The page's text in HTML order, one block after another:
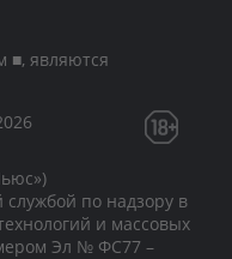
■, являются
по надзору в
и массовых
Эл № ФС77 –